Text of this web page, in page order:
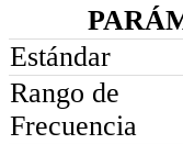
Estándar
Rango de
Frecuencia